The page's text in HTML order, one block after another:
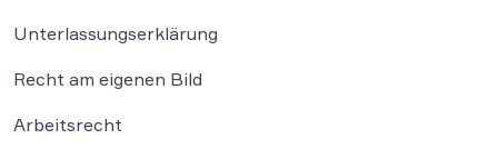
Unterlassungserklärung
Recht am eigenen Bild
Arbeitsrecht